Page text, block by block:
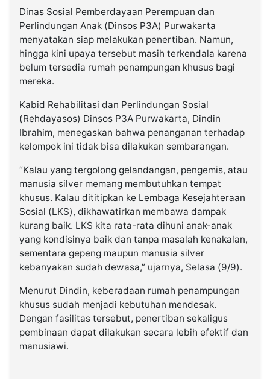
Dinas Sosial Pemberdayaan Perempuan dan
Perlindungan Anak (Dinsos P3A) Purwakarta
menyatakan siap melakukan penertiban. Namun,
hingga kini upaya tersebut masih terkendala karena
belum tersedia rumah penampungan khusus bagi
mereka.
Kabid Rehabilitasi dan Perlindungan Sosial
(Rehdayasos) Dinsos P3A Purwakarta, Dindin
Ibrahim, menegaskan bahwa penanganan terhadap
kelompok ini tidak bisa dilakukan sembarangan.
“Kalau yang tergolong gelandangan, pengemis, atau
manusia silver memang membutuhkan tempat
khusus. Kalau dititipkan ke Lembaga Kesejahteraan
Sosial (LKS), dikhawatirkan membawa dampak
kurang baik. LKS kita rata-rata dihuni anak-anak
yang kondisinya baik dan tanpa masalah kenakalan,
sementara gepeng maupun manusia silver
kebanyakan sudah dewasa,” ujarnya, Selasa (9/9).
Menurut Dindin, keberadaan rumah penampungan
khusus sudah menjadi kebutuhan mendesak.
Dengan fasilitas tersebut, penertiban sekaligus
pembinaan dapat dilakukan secara lebih efektif dan
manusiawi.